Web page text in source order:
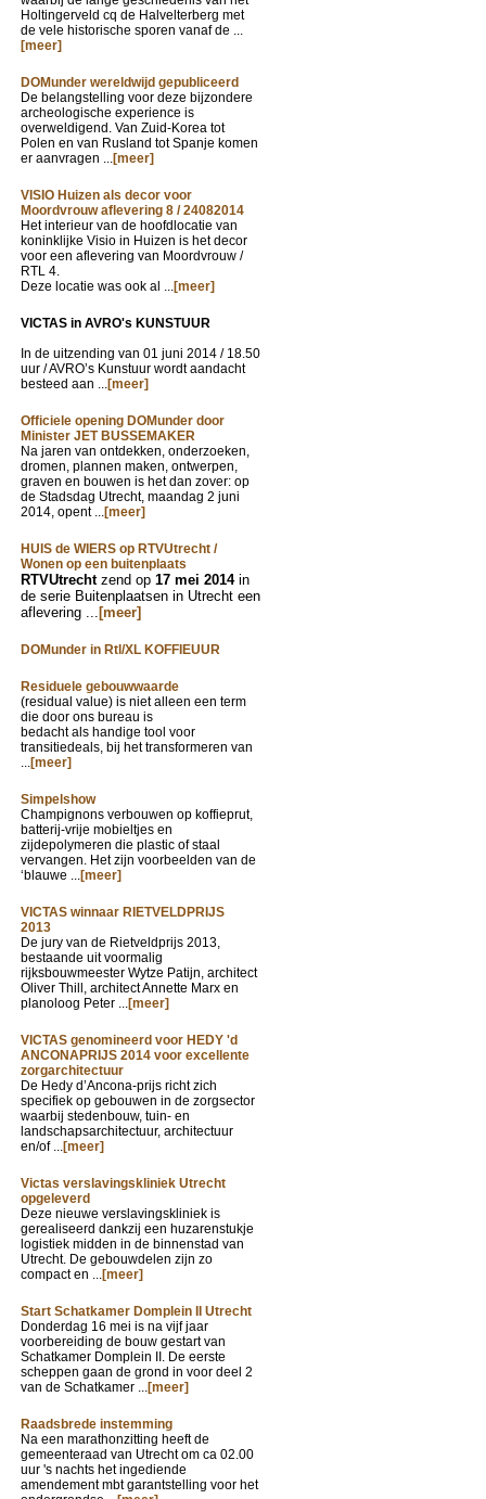
Holtingerveld cq de Halvelterberg met
de vele historische sporen vanaf de ...
[meer]
DOMunder wereldwijd gepubliceerd
De belangstelling voor deze bijzondere
archeologische experience is
overweldigend. Van Zuid-Korea tot
Polen en van Rusland tot Spanje komen
er aanvragen ...[meer]
VISIO Huizen als decor voor
Moordvrouw aflevering 8 / 24082014
Het interieur van de hoofdlocatie van
koninklijke Visio in Huizen is het decor
voor een aflevering van Moordvrouw /
RTL 4.
Deze locatie was ook al ...[meer]
VICTAS in AVRO's KUNSTUUR
In de uitzending van 01 juni 2014 / 18.50
uur / AVRO’s Kunstuur wordt aandacht
besteed aan ...[meer]
Officiele opening DOMunder door
Minister JET BUSSEMAKER
Na jaren van ontdekken, onderzoeken,
dromen, plannen maken, ontwerpen,
graven en bouwen is het dan zover: op
de Stadsdag Utrecht, maandag 2 juni
2014, opent ...[meer]
HUIS de WIERS op RTVUtrecht /
Wonen op een buitenplaats
RTVUtrechtzend op 17 mei 2014 in
de serie Buitenplaatsen in Utrecht een
aflevering ... [meer]
DOMunder in Rtl/XL KOFFIEUUR
Residuele gebouwwaarde
(residual value) is niet alleen een term
die door ons bureau is
bedacht als handige tool voor
transitiedeals, bij het transformeren van
...[meer]
Simpelshow
Champignons verbouwen op koffieprut,
batterij-vrije mobieltjes en
zijdepolymeren die plastic of staal
vervangen. Het zijn voorbeelden van de
‘blauwe ...[meer]
VICTAS winnaar RIETVELDPRIJS
2013
De jury van de Rietveldprijs 2013,
bestaande uit voormalig
rijksbouwmeester Wytze Patijn, architect
Oliver Thill, architect Annette Marx en
planoloog Peter ...[meer]
VICTAS genomineerd voor HEDY 'd
ANCONAPRIJS 2014 voor excellente
zorgarchitectuur
De Hedy d’Ancona-prijs richt zich
specifiek op gebouwen in de zorgsector
waarbij stedenbouw, tuin- en
landschapsarchitectuur, architectuur
en/of ...[meer]
Victas verslavingskliniek Utrecht
opgeleverd
Deze nieuwe verslavingskliniek is
gerealiseerd dankzij een huzarenstukje
logistiek midden in de binnenstad van
Utrecht. De gebouwdelen zijn zo
compact en ...[meer]
Start Schatkamer Domplein II Utrecht
Donderdag 16 mei is na vijf jaar
voorbereiding de bouw gestart van
Schatkamer Domplein II. De eerste
scheppen gaan de grond in voor deel 2
van de Schatkamer ...[meer]
Raadsbrede instemming
Na een marathonzitting heeft de
gemeenteraad van Utrecht om ca 02.00
uur 's nachts het ingediende
amendement mbt garantstelling voor het